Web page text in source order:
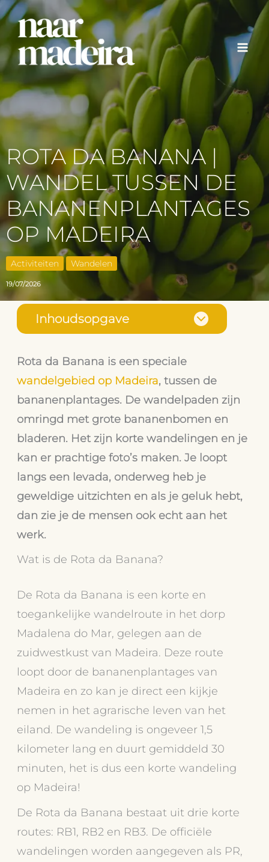
Ga
naar
de
inhoud
ROTA DA BANANA |
WANDEL TUSSEN DE
BANANENPLANTAGES
OP MADEIRA
Activiteiten Wandelen
19/07/2026
Inhoudsopgave
Rota da Banana is een speciale
wandelgebied op Madeira, tussen de
bananenplantages. De wandelpaden zijn
omringd met grote bananenbomen en
bladeren. Het zijn korte wandelingen en je
kan er prachtige foto’s maken. Je loopt
langs een levada, onderweg heb je
geweldige uitzichten en als je geluk hebt,
dan zie je de mensen ook echt aan het
werk.
Wat is de Rota da Banana?
De Rota da Banana is een korte en
toegankelijke wandelroute in het dorp
Madalena do Mar, gelegen aan de
zuidwestkust van Madeira. Deze route
loopt door de bananenplantages van
Madeira en zo kan je direct een kijkje
nemen in het agrarische leven van het
eiland. De wandeling is ongeveer 1,5
kilometer lang en duurt gemiddeld 30
minuten, het is dus een korte wandeling
op Madeira!
De Rota da Banana bestaat uit drie korte
routes: RB1, RB2 en RB3. De officiële
wandelingen worden aangegeven als PR,